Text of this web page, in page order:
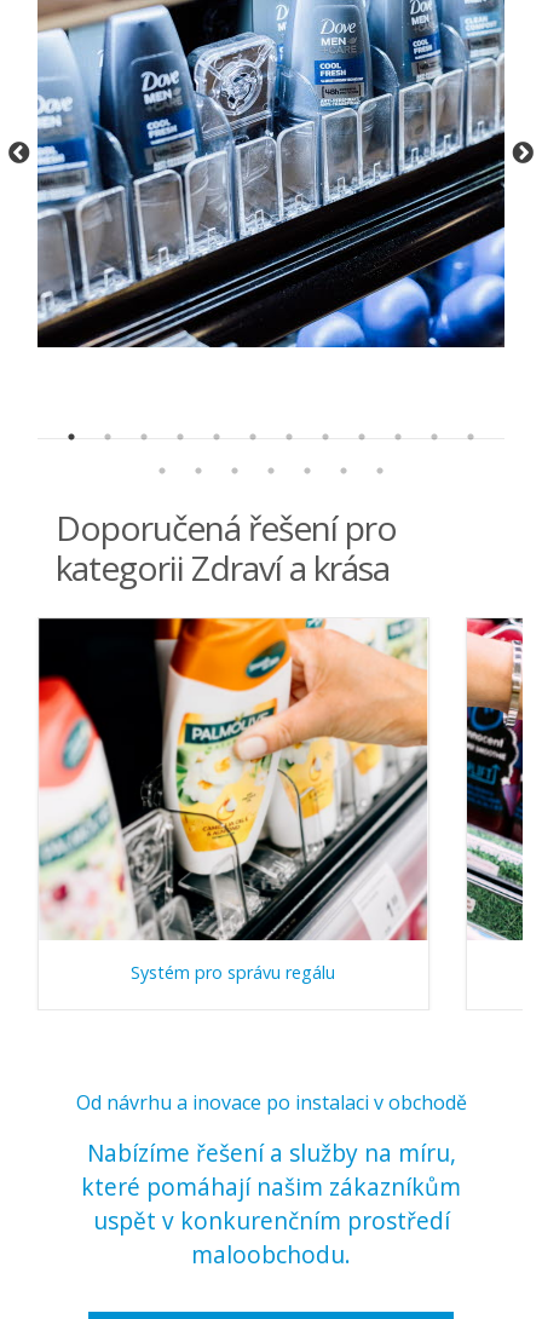
Doporučená řešení pro
kategorii Zdraví a krása
Systém pro správu regálu
Od návrhu a inovace po instalaci v obchodě
Nabízíme řešení a služby na míru,
které pomáhají našim zákazníkům
uspět v konkurenčním prostředí
maloobchodu.